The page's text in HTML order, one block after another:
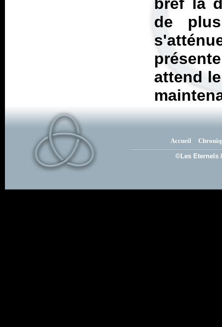
de
attend
Accueil
©Les Eternels